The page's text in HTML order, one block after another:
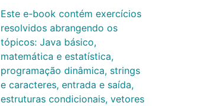
Este e-book contém exercícios
resolvidos abrangendo os
tópicos: Java básico,
matemática e estatística,
programação dinâmica, strings
e caracteres, entrada e saída,
estruturas condicionais, vetores